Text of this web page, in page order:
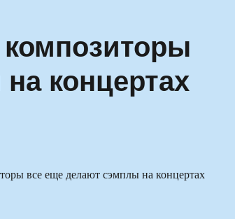
концертах